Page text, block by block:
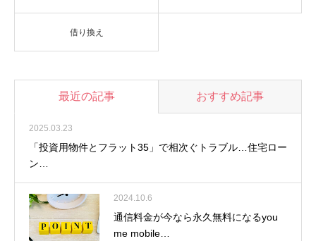
借り換え
最近の記事 おすすめ記事
2025.03.23
「投資用物件とフラット35」で相次ぐトラブル…住宅ロー
ン…
2024.10.6
通信料金が今なら永久無料になるyou
me mobile…